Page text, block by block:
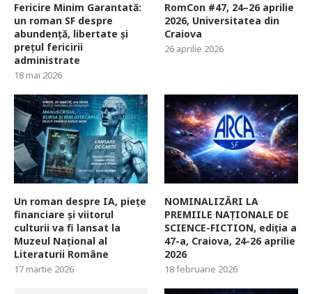
Fericire Minim Garantată:
un roman SF despre
abundență, libertate și
prețul fericirii
administrate
18 mai 2026
RomCon #47, 24–26 aprilie
2026, Universitatea din
Craiova
26 aprilie 2026
Un roman despre IA, piețe
financiare și viitorul
culturii va fi lansat la
Muzeul Național al
Literaturii Române
17 martie 2026
NOMINALIZĂRI LA
PREMIILE NAȚIONALE DE
SCIENCE-FICTION, ediția a
47-a, Craiova, 24-26 aprilie
2026
18 februarie 2026